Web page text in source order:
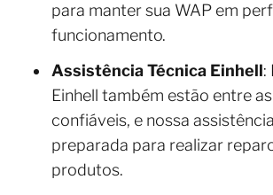
para manter sua WAP em
funcionamento.
Assistência Técnica Einhell:
Einhell também estão entre
confiáveis, e nossa
preparada para realizar
produtos.